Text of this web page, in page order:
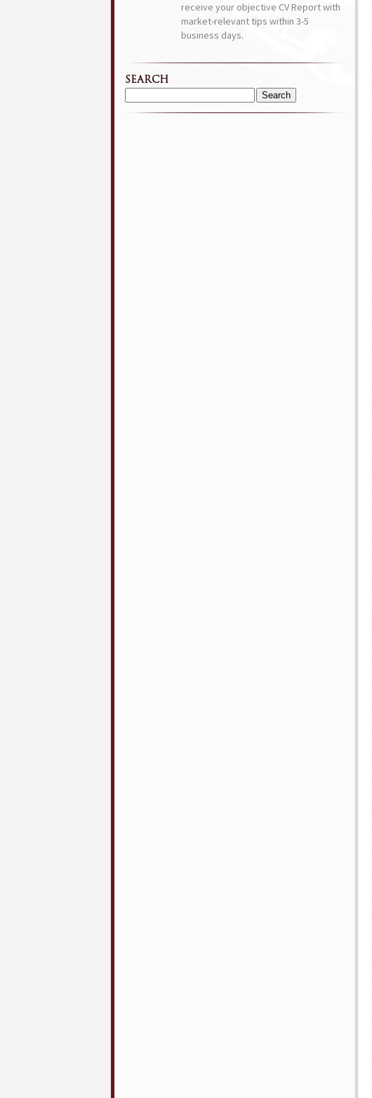
receive your objective CV Report with
market-relevant tips within 3-5
business days.
SEARCH
Search
for: